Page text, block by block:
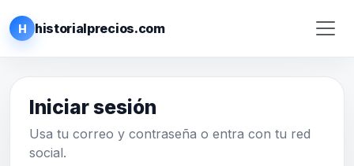
H historialprecios.com
Iniciar sesión
Usa tu correo y contraseña o entra con tu red
social.